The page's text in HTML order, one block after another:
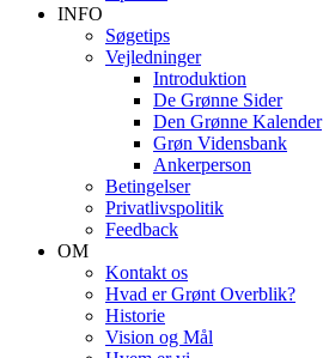
INFO
Søgetips
Vejledninger
Introduktion
De Grønne Sider
Den Grønne Kalender
Grøn Vidensbank
Ankerperson
Betingelser
Privatlivspolitik
Feedback
OM
Kontakt os
Hvad er Grønt Overblik?
Historie
Vision og Mål